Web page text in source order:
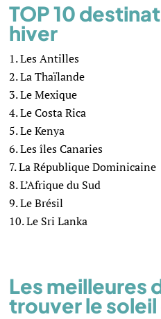
TOP 10
hiver
Les Antilles
La Thaïlande
Le Mexique
Le Costa Rica
Le Kenya
Les îles Canaries
La République Dominicaine
L’Afrique du Sud
Le Brésil
Le Sri Lanka
Les meilleures
trouver le soleil